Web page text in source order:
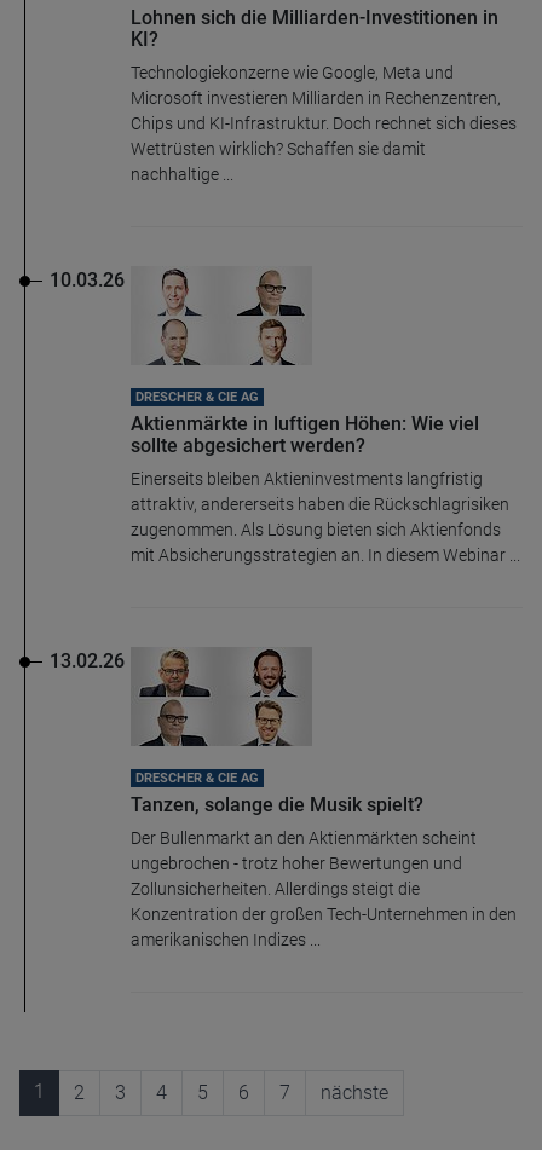
Lohnen sich die Milliarden-Investitionen in
KI?
Technologiekonzerne wie Google, Meta und
Microsoft investieren Milliarden in Rechenzentren,
Chips und KI-Infrastruktur. Doch rechnet sich dieses
Wettrüsten wirklich? Schaffen sie damit
nachhaltige ...
10.03.26
DRESCHER & CIE AG
Aktienmärkte in luftigen Höhen: Wie viel
sollte abgesichert werden?
Einerseits bleiben Aktieninvestments langfristig
attraktiv, andererseits haben die Rückschlagrisiken
zugenommen. Als Lösung bieten sich Aktienfonds
mit Absicherungsstrategien an. In diesem Webinar ...
13.02.26
DRESCHER & CIE AG
Tanzen, solange die Musik spielt?
Der Bullenmarkt an den Aktienmärkten scheint
ungebrochen - trotz hoher Bewertungen und
Zollunsicherheiten. Allerdings steigt die
Konzentration der großen Tech-Unternehmen in den
amerikanischen Indizes ...
1 2 3 4 5 6 7 nächste